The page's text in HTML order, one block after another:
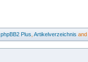
phpBB2 Plus Artikelverzeichnis and